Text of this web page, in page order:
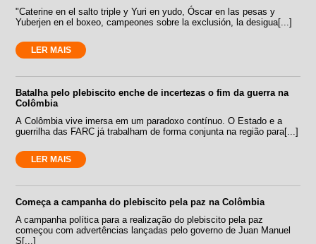
"Caterine en el salto triple y Yuri en yudo, Óscar en las pesas y
Yuberjen en el boxeo, campeones sobre la exclusión, la desigua[...]
LER MAIS
Batalha pelo plebiscito enche de incertezas o fim da guerra na
Colômbia
A Colômbia vive imersa em um paradoxo contínuo. O Estado e a
guerrilha das FARC já trabalham de forma conjunta na região para[...]
LER MAIS
Começa a campanha do plebiscito pela paz na Colômbia
A campanha política para a realização do plebiscito pela paz
começou com advertências lançadas pelo governo de Juan Manuel
S[...]